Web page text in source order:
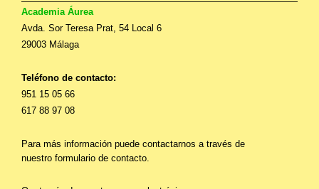
Academia Áurea
Avda. Sor Teresa Prat, 54 Local 6
29003 Málaga
Teléfono de contacto:
951 15 05 66
617 88 97 08
Para más información puede contactarnos a través de
nuestro formulario de contacto.